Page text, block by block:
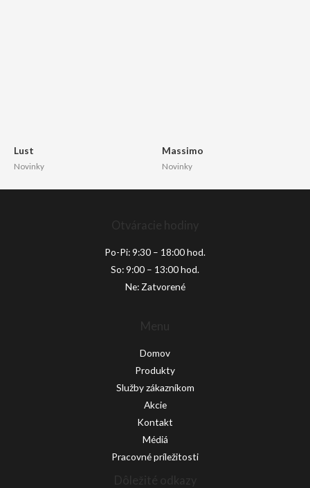
Lust
Novinky
Massimo
Novinky
Otváracie hodiny
Po-Pi: 9:30 – 18:00 hod.
So: 9:00 – 13:00 hod.
Ne: Zatvorené
Menu
Domov
Produkty
Služby zákazníkom
Akcie
Kontakt
Médiá
Pracovné príležitosti
Dôležité odkazy